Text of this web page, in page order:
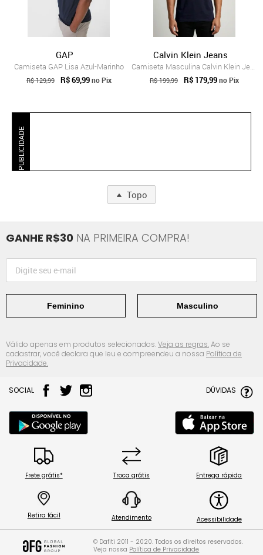
GAP
Camiseta GAP Lisa Azul-Marinho
R$ 129,99 R$ 69,99 no Pix
Calvin Klein Jeans
Camiseta Masculina Calvin Klein Jeans Lo...
R$ 199,99 R$ 179,99no Pix
PUBLICIDADE
Topo
GANHE R$30 NA PRIMEIRA COMPRA!
Feminino Masculino
Válido apenas em produtos selecionados.Veja as regras.Ao se
cadastrar, você declara que leu e compreendeu a nossa Política de
Privacidade.
SOCIAL DÚVIDAS
Frete grátis* Troca grátis Entrega rápida
Retira fácil Atendimento Acessibilidade
© Dafiti 2011 - 2020. Todos os direitos reservados.
Veja nossa Política de Privacidade